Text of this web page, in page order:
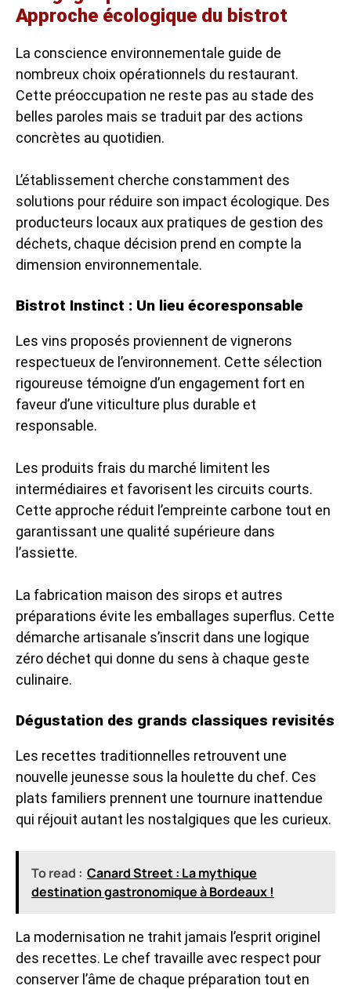
Approche écologique du bistrot
La conscience environnementale guide de
nombreux choix opérationnels du restaurant.
Cette préoccupation ne reste pas au stade des
belles paroles mais se traduit par des actions
concrètes au quotidien.
L’établissement cherche constamment des
solutions pour réduire son impact écologique. Des
producteurs locaux aux pratiques de gestion des
déchets, chaque décision prend en compte la
dimension environnementale.
Bistrot Instinct : Un lieu écoresponsable
Les vins proposés proviennent de vignerons
respectueux de l’environnement. Cette sélection
rigoureuse témoigne d’un engagement fort en
faveur d’une viticulture plus durable et
responsable.
Les produits frais du marché limitent les
intermédiaires et favorisent les circuits courts.
Cette approche réduit l’empreinte carbone tout en
garantissant une qualité supérieure dans
l’assiette.
La fabrication maison des sirops et autres
préparations évite les emballages superflus. Cette
démarche artisanale s’inscrit dans une logique
zéro déchet qui donne du sens à chaque geste
culinaire.
Dégustation des grands classiques revisités
Les recettes traditionnelles retrouvent une
nouvelle jeunesse sous la houlette du chef. Ces
plats familiers prennent une tournure inattendue
qui réjouit autant les nostalgiques que les curieux.
To read : Canard Street : La mythique
destination gastronomique à Bordeaux !
La modernisation ne trahit jamais l’esprit originel
des recettes. Le chef travaille avec respect pour
conserver l’âme de chaque préparation tout en